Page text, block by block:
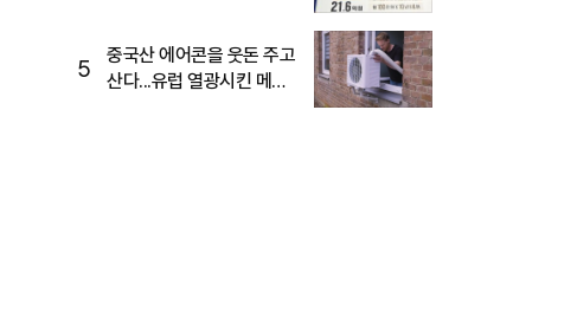
5
중국산 에어콘을 웃돈 주고
산다...유럽 열광시킨 메이